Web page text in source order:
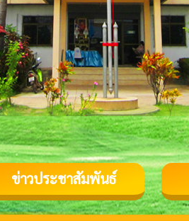
ข่าวประชาสัมพันธ์